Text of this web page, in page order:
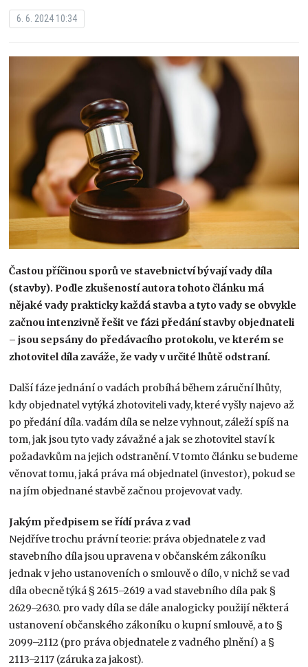
6. 6. 2024 10:34
Častou příčinou sporů ve stavebnictví bývají vady díla
(stavby). Podle zkušeností autora tohoto článku má
nějaké vady prakticky každá stavba a tyto vady se obvykle
začnou intenzivně řešit ve fázi předání stavby objednateli
– jsou sepsány do předávacího protokolu, ve kterém se
zhotovitel díla zaváže, že vady v určité lhůtě odstraní.
Další fáze jednání o vadách probíhá během záruční lhůty,
kdy objednatel vytýká zhotoviteli vady, které vyšly najevo až
po předání díla. vadám díla se nelze vyhnout, záleží spíš na
tom, jak jsou tyto vady závažné a jak se zhotovitel staví k
požadavkům na jejich odstranění. V tomto článku se budeme
věnovat tomu, jaká práva má objednatel (investor), pokud se
na jím objednané stavbě začnou projevovat vady.
Jakým předpisem se řídí práva z vad
Nejdříve trochu právní teorie: práva objednatele z vad
stavebního díla jsou upravena v občanském zákoníku
jednak v jeho ustanoveních o smlouvě o dílo, v nichž se vad
díla obecně týká § 2615–2619 a vad stavebního díla pak §
2629–2630. pro vady díla se dále analogicky použijí některá
ustanovení občanského zákoníku o kupní smlouvě, a to §
2099–2112 (pro práva objednatele z vadného plnění) a §
2113–2117 (záruka za jakost).